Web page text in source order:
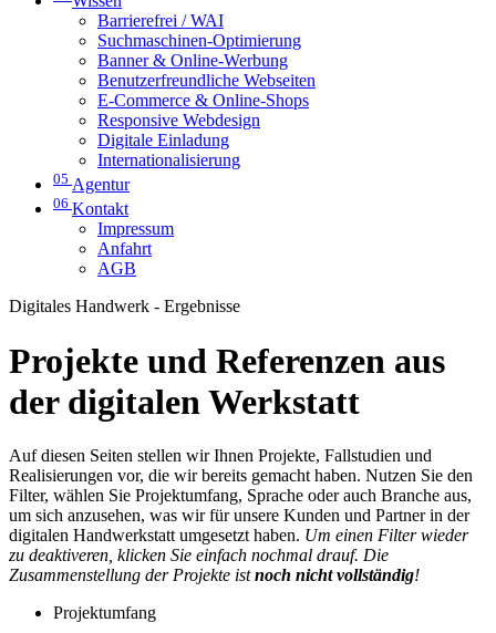
Barrierefrei / WAI
Suchmaschinen-Optimierung
Banner & Online-Werbung
Benutzerfreundliche Webseiten
E-Commerce & Online-Shops
Responsive Webdesign
Digitale Einladung
Internationalisierung
05 Agentur
06 Kontakt
Impressum
Anfahrt
AGB
Digitales Handwerk - Ergebnisse
Projekte und Referenzen aus
der digitalen Werkstatt
Auf diesen Seiten stellen wir Ihnen Projekte, Fallstudien und
Realisierungen vor, die wir bereits gemacht haben. Nutzen Sie den
Filter, wählen Sie Projektumfang, Sprache oder auch Branche aus,
um sich anzusehen, was wir für unsere Kunden und Partner in der
digitalen Handwerkstatt umgesetzt haben. Um einen Filter wieder
zu deaktiveren, klicken Sie einfach nochmal drauf. Die
Zusammenstellung der Projekte istnoch nicht vollständig!
Projektumfang